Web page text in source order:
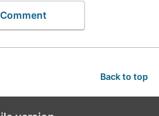
Back to top